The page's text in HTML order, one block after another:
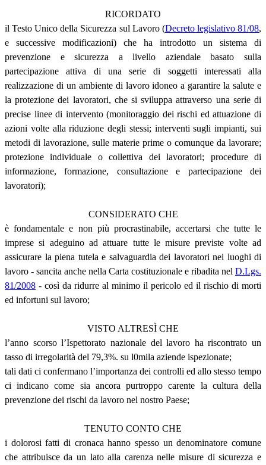
RICORDATO
il Testo Unico della Sicurezza sul Lavoro (Decreto legislativo 81/08,
e successive modificazioni) che ha introdotto un sistema di
prevenzione e sicurezza a livello aziendale basato sulla
partecipazione attiva di una serie di soggetti interessati alla
realizzazione di un ambiente di lavoro idoneo a garantire la salute e
la protezione dei lavoratori, che si sviluppa attraverso una serie di
precise linee di intervento (monitoraggio dei rischi ed attuazione di
azioni volte alla riduzione degli stessi; interventi sugli impianti, sui
metodi di lavorazione, sulle materie prime o comunque da lavorare;
protezione individuale o collettiva dei lavoratori; procedure di
informazione, formazione, consultazione e partecipazione dei
lavoratori);
CONSIDERATO CHE
è fondamentale e non più procrastinabile, accertarsi che tutte le
imprese si adeguino ad attuare tutte le misure previste volte ad
assicurare la piena tutela e salvaguardia dei lavoratori nei luoghi di
lavoro - sancita anche nella Carta costituzionale e ribadita nel D.Lgs.
81/2008 - così da ridurre al minimo il pericolo ed il rischio di morti
ed infortuni sul lavoro;
VISTO ALTRESÌ CHE
l’anno scorso l’Ispettorato nazionale del lavoro ha riscontrato un
tasso di irregolarità del 79,3%. su l0mila aziende ispezionate;
tali dati ci confermano l’importanza dei controlli ed allo stesso tempo
ci indicano come sia ancora purtroppo carente la cultura della
prevenzione dei rischi da lavoro nel nostro Paese;
TENUTO CONTO CHE
i dolorosi fatti di cronaca hanno spesso un denominatore comune
che attribuisce da un lato alla carenza nelle misure di sicurezza e